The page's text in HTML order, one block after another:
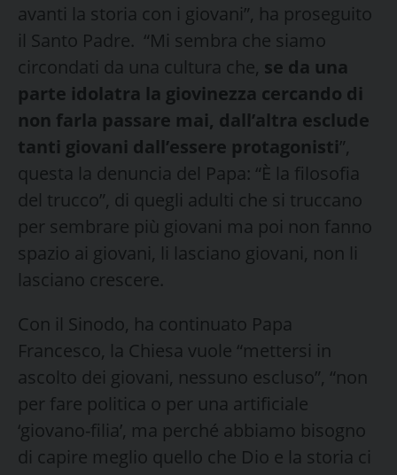
avanti la storia con i giovani”, ha proseguito
il Santo Padre. “Mi sembra che siamo
circondati da una cultura che, se da una
parte idolatra la giovinezza cercando di
non farla passare mai, dall’altra esclude
tanti giovani dall’essere protagonisti”,
questa la denuncia del Papa: “È la filosofia
del trucco”, di quegli adulti che si truccano
per sembrare più giovani ma poi non fanno
spazio ai giovani, li lasciano giovani, non li
lasciano crescere.
Con il Sinodo, ha continuato Papa
Francesco, la Chiesa vuole “mettersi in
ascolto dei giovani, nessuno escluso”, “non
per fare politica o per una artificiale
‘giovano-filia’, ma perché abbiamo bisogno
di capire meglio quello che Dio e la storia ci